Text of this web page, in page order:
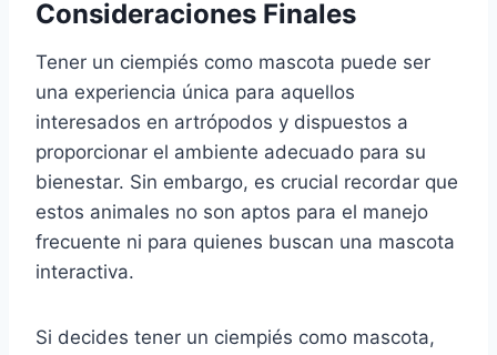
Consideraciones Finales
Tener un ciempiés como mascota puede ser
una experiencia única para aquellos
interesados en artrópodos y dispuestos a
proporcionar el ambiente adecuado para su
bienestar. Sin embargo, es crucial recordar que
estos animales no son aptos para el manejo
frecuente ni para quienes buscan una mascota
interactiva.
Si decides tener un ciempiés como mascota,